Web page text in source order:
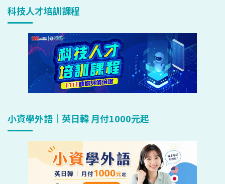
科技人才培訓課程
小資學外語｜英日韓 月付1000元起